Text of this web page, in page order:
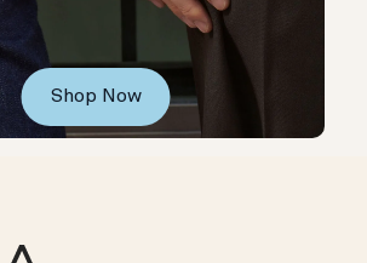
Shop Now